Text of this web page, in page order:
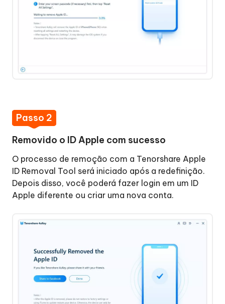
Passo 2
Removido o ID Apple com sucesso
O processo de remoção com a Tenorshare Apple
ID Removal Tool será iniciado após a redefinição.
Depois disso, você poderá fazer login em um ID
Apple diferente ou criar uma nova conta.